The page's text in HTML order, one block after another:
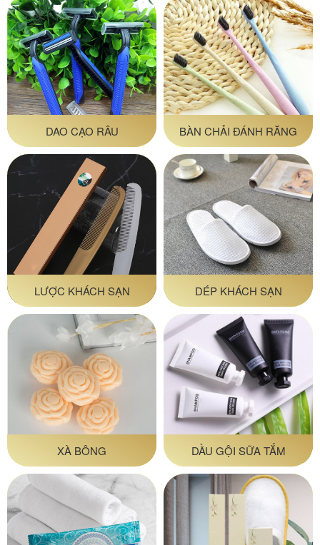
nghiệm trong lĩnh vực cung cấpđồ amenitiesvà các
thiết bị khách sạn. Do đó Poliva luôn tự hào với các sản
phẩm của mình: Đa dạng kiểu dáng, giá thành phải
chăng, chất lượng tuyệt vời. Hơn nữa Poliva có đội ngũ
tư vấn chuyên nghiệp, luôn sẵn sàng hỗ trợ quý khách
hàng 24/7 với tinh thần và sự nhiệt tình nhất.
Poliva cung cấplược khách sạnvới số lượng lớn, chất
lượng cao. Poliva luôn là sự lựa chọn hàng đầu của các
nhà nghỉ, khách sạn resort cao cấp. Hãy đến với Poliva
để sở hữu sản phẩm ưng ý và đảm bảo nhất. Để có mái
tóc suôn mượt, óng ả và nhiều kiểu tóc đẹp, độc đáo thì
đừng quên liên hệ với Poliva: 0968 49 8888, quý khách
hàng sẽ được tư vấn chu đáo, đặt hàng nhanh chóng và
giao hàng tận nơi.
DAO CẠO RÂU BÀN CHẢI ĐÁNH RĂNG
LƯỢC KHÁCH SẠN DÉP KHÁCH SẠN
XÀ BÔNG DẦU GỘI SỮA TẮM